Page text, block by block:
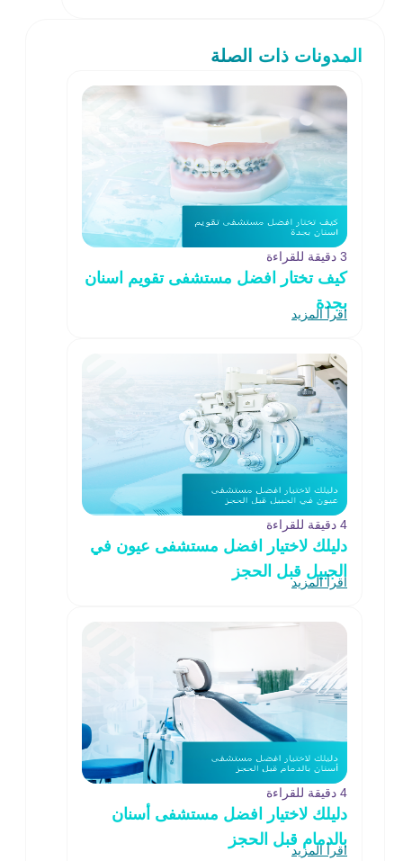
المدونات ذات الصلة
3 دقيقة للقراءة
كيف تختار افضل مستشفى تقويم اسنان
بجدة
اقرأ المزيد
4 دقيقة للقراءة
دليلك لاختيار افضل مستشفى عيون في
الجبيل قبل الحجز
اقرأ المزيد
4 دقيقة للقراءة
دليلك لاختيار افضل مستشفى أسنان
بالدمام قبل الحجز
اقرأ المزيد